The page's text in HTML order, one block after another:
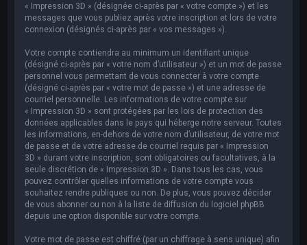
« Impression 3D » (désignée ci-après par « votre compte ») et les
messages que vous publiez après votre inscription et lors de votre
connexion (désignés ci-après par « vos messages »).
Votre compte contiendra au minimum un identifiant unique
(désigné ci-après par « votre nom d’utilisateur ») et un mot de passe
personnel vous permettant de vous connecter à votre compte
(désigné ci-après par « votre mot de passe ») et une adresse de
courriel personnelle. Les informations de votre compte sur
« Impression 3D » sont protégées par les lois de protection des
données applicables dans le pays qui héberge notre serveur. Toutes
les informations, en-dehors de votre nom d’utilisateur, de votre mot
de passe et de votre adresse de courriel requis par « Impression
3D » durant votre inscription, sont obligatoires ou facultatives, à la
seule discrétion de « Impression 3D ». Dans tous les cas, vous
pouvez contrôler quelles informations de votre compte vous
souhaitez rendre publiques ou non. De plus, vous pouvez décider
de vous abonner ou non à la liste de diffusion du logiciel phpBB
depuis une option disponible sur votre compte.
Votre mot de passe est chiffré (par un chiffrage à sens unique) afin